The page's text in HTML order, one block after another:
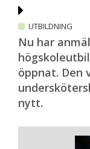
UTBILDNING
Nu har
öppnat. Den
nytt.